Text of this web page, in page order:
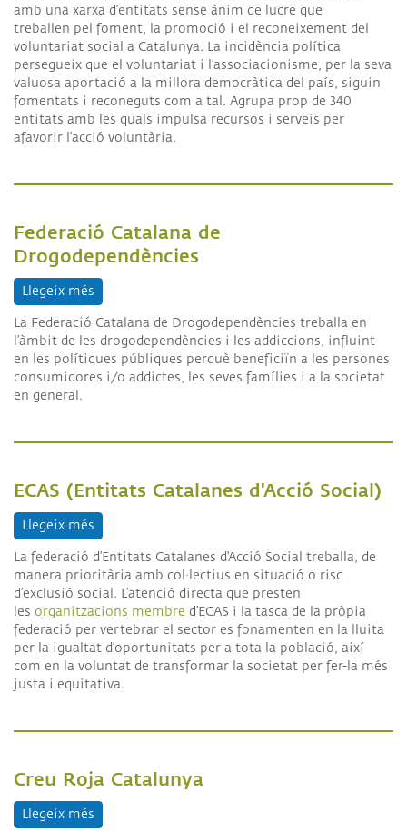
amb una xarxa d’entitats sense ànim de lucre que
treballen pel foment, la promoció i el reconeixement del
voluntariat social a Catalunya. La incidència política
persegueix que el voluntariat i l’associacionisme, per la seva
valuosa aportació a la millora democràtica del país, siguin
fomentats i reconeguts com a tal. Agrupa prop de 340
entitats amb les quals impulsa recursos i serveis per
afavorir l’acció voluntària.
Federació Catalana de
Drogodependències
Llegeix més
La Federació Catalana de Drogodependències treballa en
l’àmbit de les drogodependències i les addiccions, influint
en les polítiques públiques perquè beneficiïn a les persones
consumidores i/o addictes, les seves famílies i a la societat
en general.
ECAS (Entitats Catalanes d'Acció Social)
Llegeix més
La federació d’Entitats Catalanes d'Acció Social treballa, de
manera prioritària amb col·lectius en situació o risc
d’exclusió social. L’atenció directa que presten
les organitzacions membre d’ECAS i la tasca de la pròpia
federació per vertebrar el sector es fonamenten en la lluita
per la igualtat d’oportunitats per a tota la població, així
com en la voluntat de transformar la societat per fer-la més
justa i equitativa.
Creu Roja Catalunya
Llegeix més